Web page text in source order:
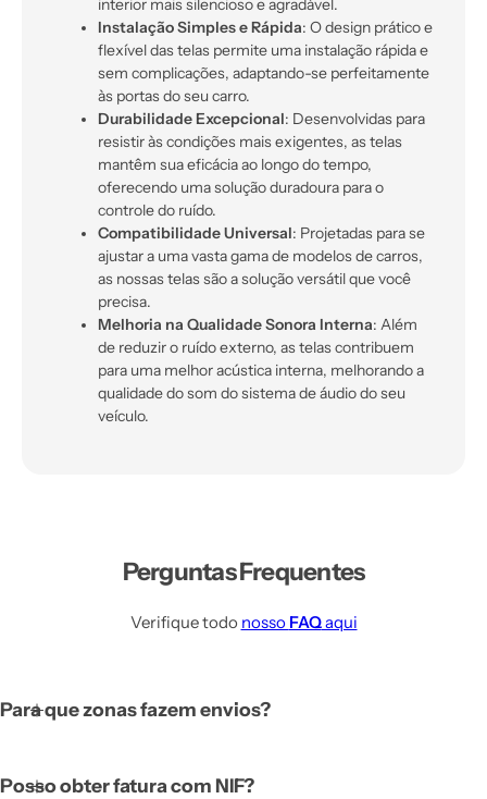
interior mais silencioso e agradável.
Instalação Simples e Rápida: O design prático e
flexível das telas permite uma instalação rápida e
sem complicações, adaptando-se perfeitamente
às portas do seu carro.
Durabilidade Excepcional: Desenvolvidas para
resistir às condições mais exigentes, as telas
mantêm sua eficácia ao longo do tempo,
oferecendo uma solução duradoura para o
controle do ruído.
Compatibilidade Universal: Projetadas para se
ajustar a uma vasta gama de modelos de carros,
as nossas telas são a solução versátil que você
precisa.
Melhoria na Qualidade Sonora Interna: Além
de reduzir o ruído externo, as telas contribuem
para uma melhor acústica interna, melhorando a
qualidade do som do sistema de áudio do seu
veículo.
Perguntas Frequentes
Verifique todo nosso FAQaqui
Para que zonas fazem envios?
Posso obter fatura com NIF?